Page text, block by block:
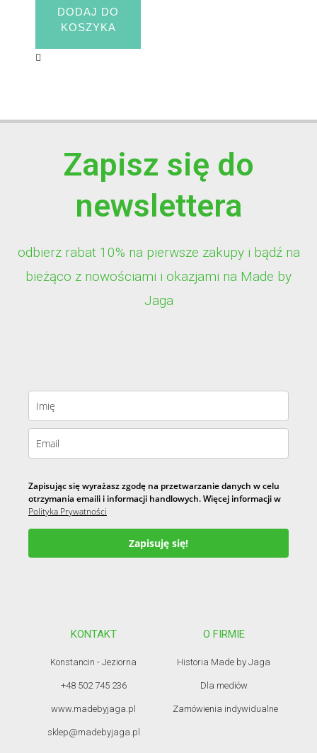
DODAJ DO
KOSZYKA
Zapisz się do
newslettera
odbierz rabat 10% na pierwsze zakupy i bądź na
bieżąco z nowościami i okazjami na Made by
Jaga
Zapisując się wyrażasz zgodę na przetwarzanie danych w celu
otrzymania emaili i informacji handlowych. Więcej informacji w
Polityka Prywatności
Zapisuję się!
KONTAKT
Konstancin - Jeziorna
+48 502 745 236
www.madebyjaga.pl
sklep@madebyjaga.pl
O FIRMIE
Historia Made by Jaga
Dla mediów
Zamówienia indywidualne